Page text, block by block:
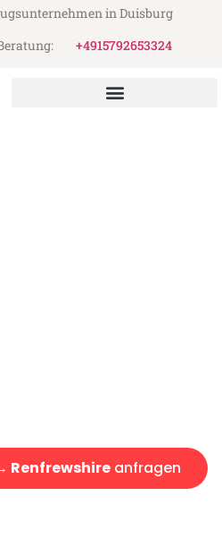
in Duisburg
+4915792653324
Renfrewshireanfragen